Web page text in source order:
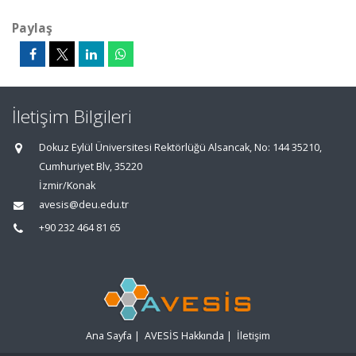
Paylaş
İletişim Bilgileri
Dokuz Eylül Üniversitesi Rektörlüğü Alsancak, No: 144 35210,
Cumhuriyet Blv, 35220
İzmir/Konak
avesis@deu.edu.tr
+90 232 464 81 65
Ana Sayfa | AVESİS Hakkında | İletişim